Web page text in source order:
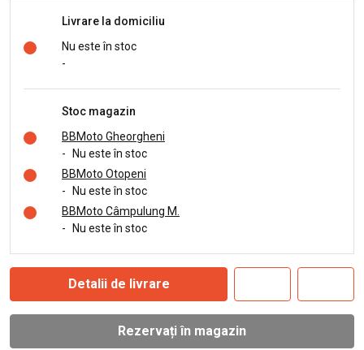
Livrare la domiciliu
Nu este în stoc
-
Stoc magazin
BBMoto Gheorgheni
- Nu este în stoc
BBMoto Otopeni
- Nu este în stoc
BBMoto Câmpulung M.
- Nu este în stoc
Detalii de livrare
Rezervați în magazin